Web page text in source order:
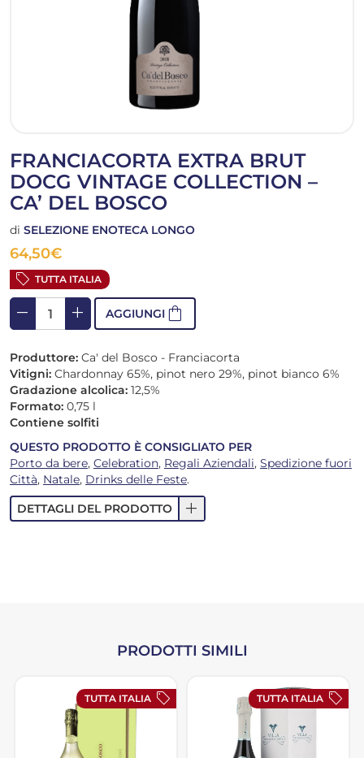
FRANCIACORTA EXTRA BRUT
DOCG VINTAGE COLLECTION –
CA’ DEL BOSCO
di SELEZIONE ENOTECA LONGO
64,50€
sell TUTTA ITALIA
remove add AGGIUNGI shopping_bag
Produttore: Ca' del Bosco - Franciacorta
Vitigni: Chardonnay 65%, pinot nero 29%, pinot bianco 6%
Gradazione alcolica: 12,5%
Formato: 0,75 l
Contiene solfiti
QUESTO PRODOTTO È CONSIGLIATO PER
Porto da bere, Celebration, Regali Aziendali, Spedizione fuori
Città, Natale, Drinks delle Feste.
DETTAGLI DEL PRODOTTO
add
PRODOTTI SIMILI
TUTTA ITALIA sell TUTTA ITALIA sell